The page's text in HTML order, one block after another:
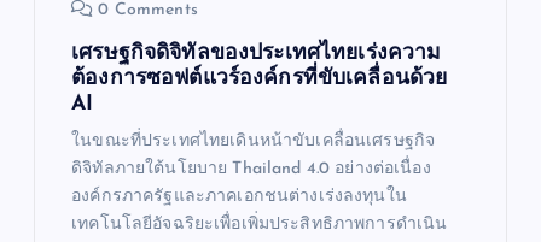
0 Comments
เศรษฐกิจดิจิทัลของประเทศไทยเร่งความ
ต้องการซอฟต์แวร์องค์กรที่ขับเคลื่อนด้วย
AI
ในขณะที่ประเทศไทยเดินหน้าขับเคลื่อนเศรษฐกิจ
ดิจิทัลภายใต้นโยบาย Thailand 4.0 อย่างต่อเนื่อง
องค์กรภาครัฐและภาคเอกชนต่างเร่งลงทุนใน
เทคโนโลยีอัจฉริยะเพื่อเพิ่มประสิทธิภาพการดำเนิน